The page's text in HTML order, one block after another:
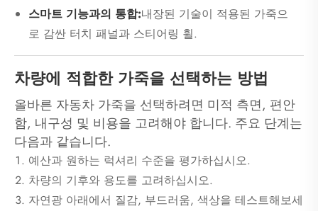
스마트 기능과의 통합:내장된 기술이 적용된 가죽으
로 감싼 터치 패널과 스티어링 휠.
차량에 적합한 가죽을 선택하는 방법
올바른 자동차 가죽을 선택하려면 미적 측면, 편안
함, 내구성 및 비용을 고려해야 합니다. 주요 단계는
다음과 같습니다.
예산과 원하는 럭셔리 수준을 평가하십시오.
차량의 기후와 용도를 고려하십시오.
자연광 아래에서 질감, 부드러움, 색상을 테스트해보세